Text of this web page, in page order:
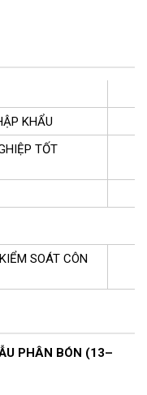
KHẨU
TỐT
SOÁT CÔN
PHÂN BÓN (13–